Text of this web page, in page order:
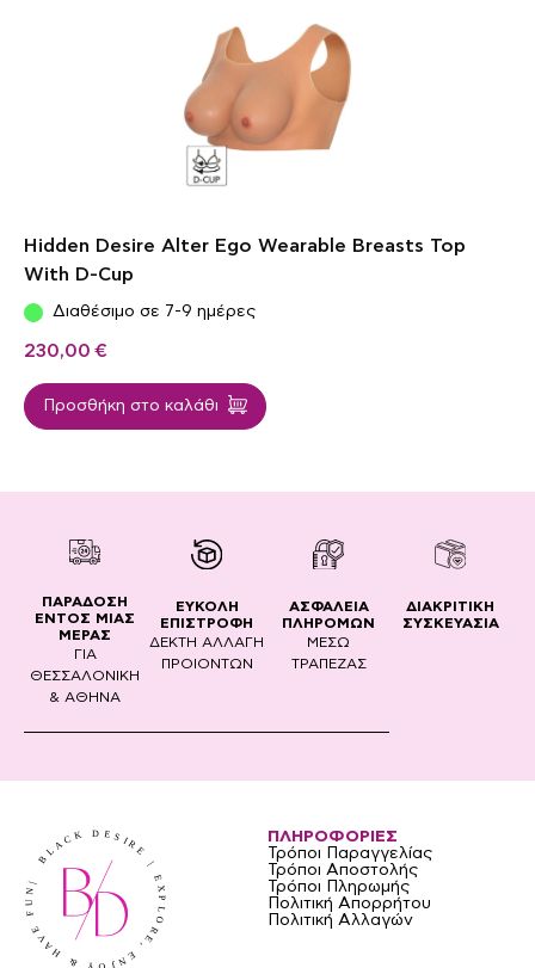
Hidden Desire Alter Ego Wearable Breasts Top
With D-Cup
Διαθέσιμο σε 7-9 ημέρες
230,00 €
Προσθήκη στο καλάθι
ΠΑΡΑΔΟΣΗ
ΕΝΤΟΣ ΜΙΑΣ
ΜΕΡΑΣ
ΓΙΑ
ΘΕΣΣΑΛΟΝΙΚΗ
& ΑΘΗΝΑ
ΕΥΚΟΛΗ
ΕΠΙΣΤΡΟΦΗ
ΔΕΚΤΗ ΑΛΛΑΓΗ
ΠΡΟΙΟΝΤΩΝ
ΑΣΦΑΛΕΙΑ
ΠΛΗΡΟΜΩΝ
ΜΕΣΩ
ΤΡΑΠΕΖΑΣ
ΔΙΑΚΡΙΤΙΚΗ
ΣΥΣΚΕΥΑΣΙΑ
ΠΛΗΡΟΦΟΡΙΕΣ
Τρόποι Παραγγελίας
Τρόποι Αποστολής
Τρόποι Πληρωμής
Πολιτική Απορρήτου
Πολιτική Αλλαγών